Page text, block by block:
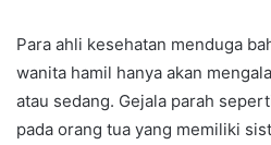
Para ahli kesehatan menduga
wanita hamil hanya akan
atau sedang. Gejala parah
pada orang tua yang memiliki